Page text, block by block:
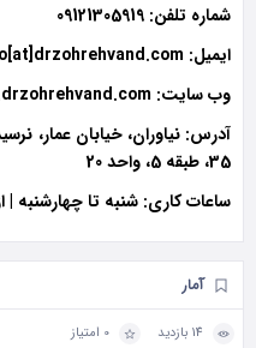
شماره تلفن: 09121305919
ایمیل: info[at]drzohrehvand.com
وب سایت: www.drzohrehvand.com
آدرس: نیاوران، خیابان عمار،
35، طبقه 5، واحد 20
ساعات کاری: شنبه تا چهارشنبه | از ساعت
آمار
14 بازدید 0 امتیاز